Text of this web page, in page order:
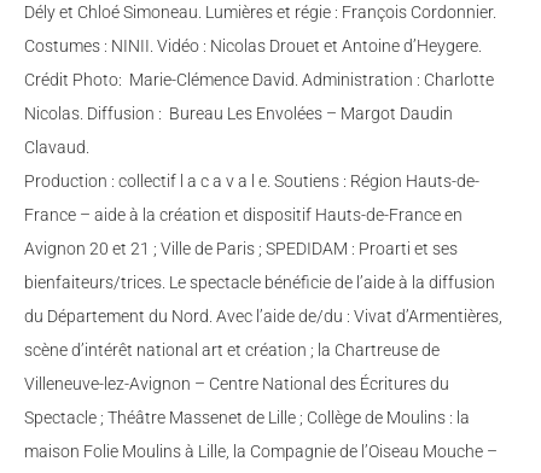
Dély et Chloé Simoneau. Lumières et régie : François Cordonnier.
Costumes : NINII. Vidéo : Nicolas Drouet et Antoine d’Heygere.
Crédit Photo: Marie-Clémence David. Administration : Charlotte
Nicolas. Diffusion : Bureau Les Envolées – Margot Daudin
Clavaud.
Production : collectif l a c a v a l e. Soutiens : Région Hauts-de-
France – aide à la création et dispositif Hauts-de-France en
Avignon 20 et 21 ; Ville de Paris ; SPEDIDAM : Proarti et ses
bienfaiteurs/trices. Le spectacle bénéficie de l’aide à la diffusion
du Département du Nord. Avec l’aide de/du : Vivat d’Armentières,
scène d’intérêt national art et création ; la Chartreuse de
Villeneuve-lez-Avignon – Centre National des Écritures du
Spectacle ; Théâtre Massenet de Lille ; Collège de Moulins : la
maison Folie Moulins à Lille, la Compagnie de l’Oiseau Mouche –